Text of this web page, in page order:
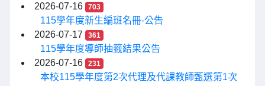
2026-07-16 703
115學年度新生編班名冊-公告
2026-07-17
361
115學年度導師抽籤結果公告
2026-07-16
231
本校115學年度第2次代理及代課教師甄選第1次